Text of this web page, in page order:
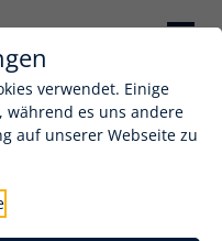
verwendet. Einige
es uns andere
auf unserer Webseite zu